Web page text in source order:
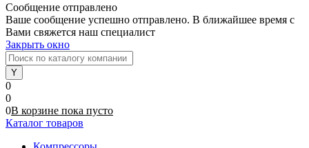
Сообщение отправлено
Ваше сообщение успешно отправлено. В ближайшее время с
Вами свяжется наш специалист
Закрыть окно
0
0
0В корзине пока пусто
Каталог товаров